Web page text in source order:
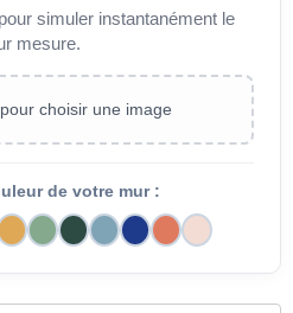
simuler instantanément le
mesure.
choisir une image
de votre mur :